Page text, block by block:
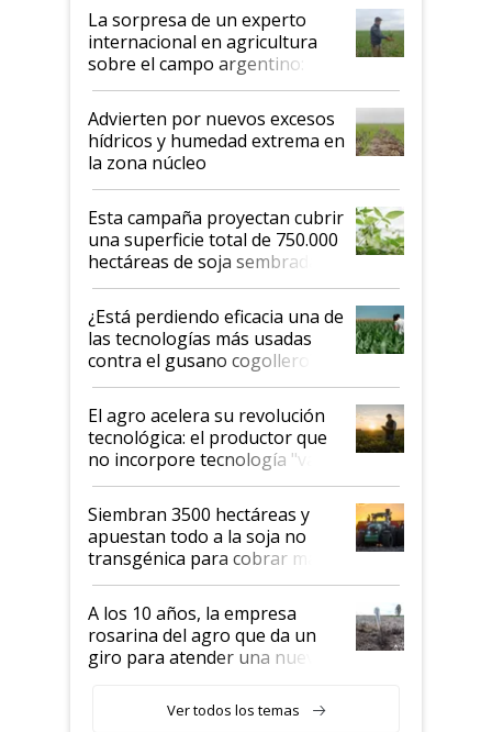
La sorpresa de un experto
internacional en agricultura
sobre el campo argentino:
"Estoy muy impresionado"
Advierten por nuevos excesos
hídricos y humedad extrema en
la zona núcleo
Esta campaña proyectan cubrir
una superficie total de 750.000
hectáreas de soja sembradas
con una nueva generación de
variedades que marcan un
salto tecnológico en genética y
rendimiento
¿Está perdiendo eficacia una de
las tecnologías más usadas
contra el gusano cogollero? El
desafío de una tecnología clave
El agro acelera su revolución
tecnológica: el productor que
no incorpore tecnología "va a
perder el tren"
Siembran 3500 hectáreas y
apuestan todo a la soja no
transgénica para cobrar más
por tonelada: compraron un
semillero
A los 10 años, la empresa
rosarina del agro que da un
giro para atender una nueva
Ver todos los temas